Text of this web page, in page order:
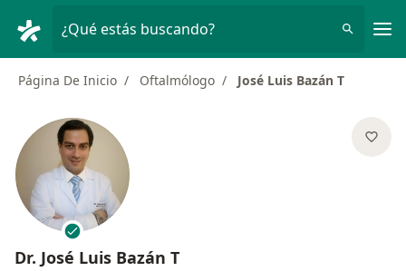
¿Qué estás buscando?
Página De Inicio Oftalmólogo José Luis Bazán T
Dr. José Luis Bazán T